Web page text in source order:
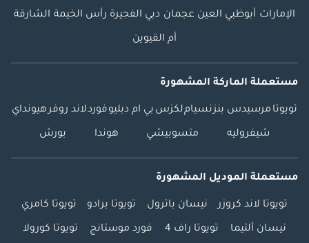
الإمارات أبوظبي العين عجمان دبي الفجيرة رأس الخيمة الشارقة
أم القيوين
مستعملة الماركة المشهورة
تويوتا مرسيدس بنزنسياملكزس بي ام دبليوفوردلاند روفرهيونداي
شيفروليه متسوبيشي هوندا بورش
مستعملة الموديل المشهورة
تويوتا لاند كروزر نيسان باترول تويوتا برادو تويوتا كامري
نيسان ألتيما تويوتا راف 4 فورد موستانج تويوتا كورولا